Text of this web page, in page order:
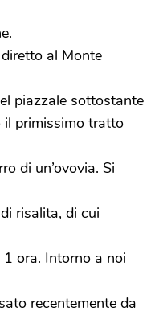
diretto al Monte
piazzale sottostante
il primissimo tratto
di un’ovovia. Si
risalita, di cui
1 ora. Intorno a noi
recentemente da